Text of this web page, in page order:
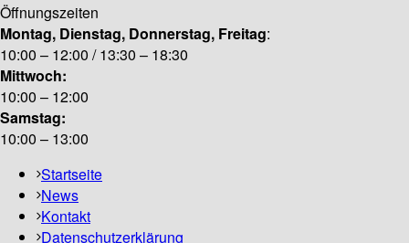
Öffnungszeiten
Montag, Dienstag, Donnerstag, Freitag:
10:00 – 12:00 / 13:30 – 18:30
Mittwoch:
10:00 – 12:00
Samstag:
10:00 – 13:00
Startseite
News
Kontakt
Datenschutzerklärung